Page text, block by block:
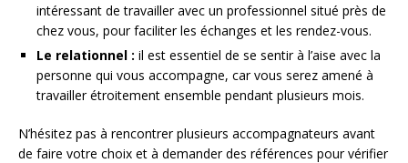
intéressant de travailler avec un professionnel situé près de
chez vous, pour faciliter les échanges et les rendez-vous.
Le relationnel : il est essentiel de se sentir à l’aise avec la
personne qui vous accompagne, car vous serez amené à
travailler étroitement ensemble pendant plusieurs mois.
N’hésitez pas à rencontrer plusieurs accompagnateurs avant
de faire votre choix et à demander des références pour vérifier